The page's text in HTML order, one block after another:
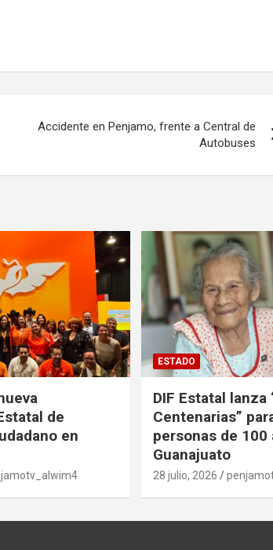
Accidente en Penjamo, frente a Central de
Autobuses
de
en
ESTADO
DIF Estatal lanza
Centenarias”
personas de 100
Guanajuato
28 julio, 2026